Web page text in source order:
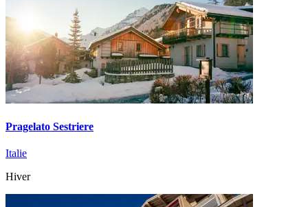
Pragelato Sestriere
Italie
Hiver